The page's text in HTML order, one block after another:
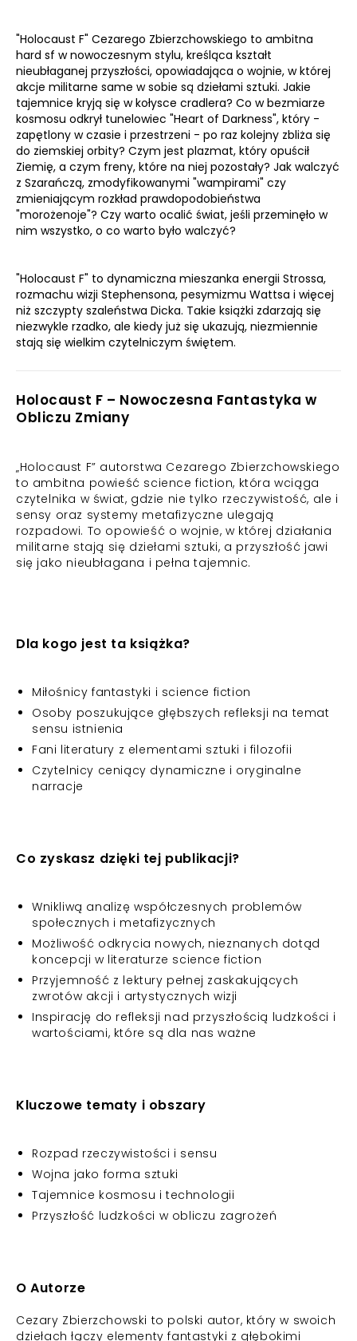
"Holocaust F" Cezarego Zbierzchowskiego to ambitna
hard sf w nowoczesnym stylu, kreśląca kształt
nieubłaganej przyszłości, opowiadająca o wojnie, w której
akcje militarne same w sobie są dziełami sztuki. Jakie
tajemnice kryją się w kołysce cradlera? Co w bezmiarze
kosmosu odkrył tunelowiec "Heart of Darkness", który -
zapętlony w czasie i przestrzeni - po raz kolejny zbliża się
do ziemskiej orbity? Czym jest plazmat, który opuścił
Ziemię, a czym freny, które na niej pozostały? Jak walczyć
z Szarańczą, zmodyfikowanymi "wampirami" czy
zmieniającym rozkład prawdopodobieństwa
"morożenoje"? Czy warto ocalić świat, jeśli przeminęło w
nim wszystko, o co warto było walczyć?
"Holocaust F" to dynamiczna mieszanka energii Strossa,
rozmachu wizji Stephensona, pesymizmu Wattsa i więcej
niż szczypty szaleństwa Dicka. Takie książki zdarzają się
niezwykle rzadko, ale kiedy już się ukazują, niezmiennie
stają się wielkim czytelniczym świętem.
Holocaust F – Nowoczesna Fantastyka w
Obliczu Zmiany
„Holocaust F” autorstwa Cezarego Zbierzchowskiego
to ambitna powieść science fiction, która wciąga
czytelnika w świat, gdzie nie tylko rzeczywistość, ale i
sensy oraz systemy metafizyczne ulegają
rozpadowi. To opowieść o wojnie, w której działania
militarne stają się dziełami sztuki, a przyszłość jawi
się jako nieubłagana i pełna tajemnic.
Dla kogo jest ta książka?
Miłośnicy fantastyki i science fiction
Osoby poszukujące głębszych refleksji na temat
sensu istnienia
Fani literatury z elementami sztuki i filozofii
Czytelnicy ceniący dynamiczne i oryginalne
narracje
Co zyskasz dzięki tej publikacji?
Wnikliwą analizę współczesnych problemów
społecznych i metafizycznych
Możliwość odkrycia nowych, nieznanych dotąd
koncepcji w literaturze science fiction
Przyjemność z lektury pełnej zaskakujących
zwrotów akcji i artystycznych wizji
Inspirację do refleksji nad przyszłością ludzkości i
wartościami, które są dla nas ważne
Kluczowe tematy i obszary
Rozpad rzeczywistości i sensu
Wojna jako forma sztuki
Tajemnice kosmosu i technologii
Przyszłość ludzkości w obliczu zagrożeń
O Autorze
Cezary Zbierzchowski to polski autor, który w swoich
dziełach łączy elementy fantastyki z głębokimi